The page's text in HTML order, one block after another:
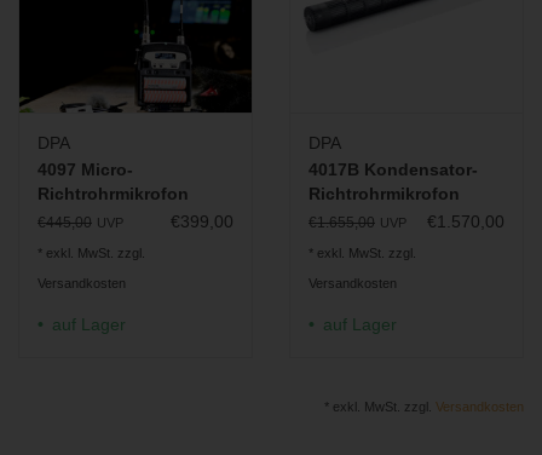
DPA
4097 Micro-
Richtrohrmikrofon
€445,00 UVP €399,00
* exkl. MwSt. zzgl.
Versandkosten
auf Lager
DPA
4017B Kondensator-
Richtrohrmikrofon
€1.655,00 UVP €1.570,00
* exkl. MwSt. zzgl.
Versandkosten
auf Lager
* exkl. MwSt. zzgl. Versandkosten